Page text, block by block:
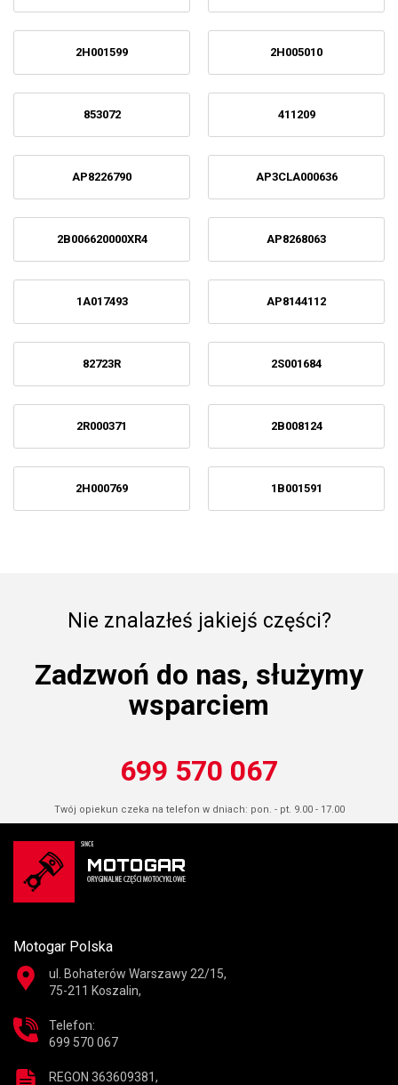
2H001599 2H005010
853072 411209
AP8226790 AP3CLA000636
2B006620000XR4 AP8268063
1A017493 AP8144112
82723R 2S001684
2R000371 2B008124
2H000769 1B001591
Nie znalazłeś jakiejś części?
Zadzwoń do nas, służymy
wsparciem
699 570 067
Twój opiekun czeka na telefon w dniach: pon. - pt. 9.00 - 17.00
Motogar Polska
ul. Bohaterów Warszawy 22/15,
75-211 Koszalin,
Telefon:
699 570 067
REGON 363609381,